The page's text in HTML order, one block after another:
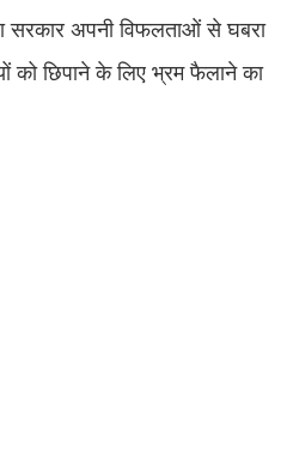
सरकार अपनी विफलताओं से घबरा
को छिपाने के लिए भ्रम फैलाने का